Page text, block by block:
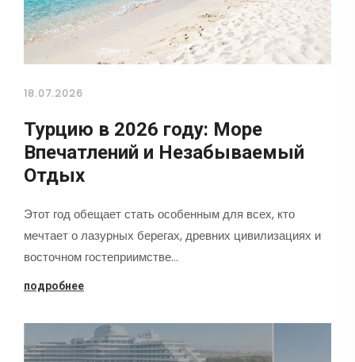
18.07.2026
Турцию в 2026 году: Море
Впечатлений и Незабываемый
Отдых
Этот год обещает стать особенным для всех, кто
мечтает о лазурных берегах, древних цивилизациях и
восточном гостеприимстве…
подробнее